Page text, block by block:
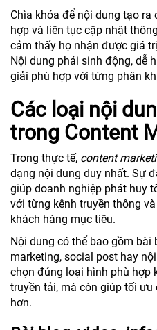
Chìa khóa để nội dung tạo
hợp và liên tục cập nhật
cảm thấy họ nhận được giá
Nội dung phải sinh động, dễ
giải phù hợp với từng phân
Các loại nội
trong Content
Trong thực tế, content
dạng nội dung duy nhất. Sự
giúp doanh nghiệp phát huy
với từng kênh truyền thông
khách hàng mục tiêu.
Nội dung có thể bao gồm bài
marketing, social post hay
chọn đúng loại hình phù hợp
truyền tải, mà còn giúp tối
hơn.